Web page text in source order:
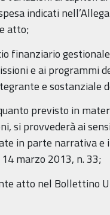
indicati
atto;
finanziario
e ai programmi
e sostanziale
previsto in
si provvederà ai
in parte narrativa e
marzo 2013, n. 33;
atto nel Bollettino